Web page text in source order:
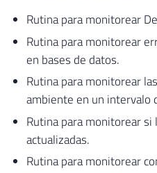
Rutina para monitorear
Rutina para monitorear
en bases de datos.
Rutina para monitorear
ambiente en un intervalo
Rutina para monitorear
actualizadas.
Rutina para monitorear